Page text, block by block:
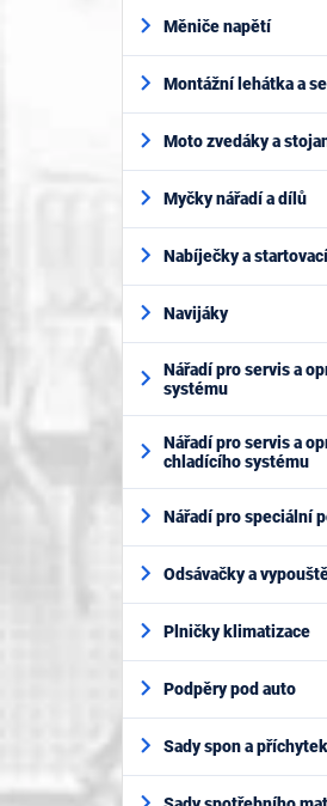
Měniče napětí
Montážní lehátka a
Moto zvedáky a
Myčky nářadí a dílů
Nabíječky a
Navijáky
Nářadí pro servis a
systému
Nářadí pro servis a
chladícího systému
Nářadí pro speciální
Odsávačky a
Plničky klimatizace
Podpěry pod auto
Sady spon a